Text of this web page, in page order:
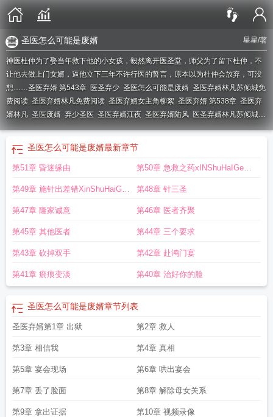
星星/著
圣医怎么可能是废婿
神医杜仲为了娶当年救下他的小女孩，毅然离开医圣堂，师父为了留下杜仲，不
让他去做上门女婿，逼他立下三年不许行医的誓言，原本以为杜仲会放弃，可没
想……圣医弃婿 第543章 医圣弃少 圣医怎么可能是废婿 圣医弃婿林凡苏倾城免
费阅读 圣医弃婿林凡免费阅读 圣医弃婿女主角柳絮 圣医弃婿 第538章 圣医弃
婿林凡 圣医废婿 弃少圣医 圣医弃婿江夜 圣医弃婿陆风 医圣弃婿林凡苏倾城免
费阅读圣医奇婿圣医弃婿陆风林青衣免费阅读神医弃婿陆风圣医坚婿圣医弃
圣医弃婿陆风免费阅读 圣医弃婿(勇者思美)全文免费
费观看
胥圣医弃婿免费读 医手圣婿圣医弃婿勇者思美 圣医弃婿陆丰 圣医
圣医怎么可能是废婿最新章节
第51章 昏迷缘由 第50章 急救之药xINShuHaIGe
CoM
第49章 施针出差错XinShuHaiGE
CoM
第48章 针三圣
第47章 隆家诚意 第46章 医者齐聚
第45章 其他医者 第44章 三个要求
第43章 砍掉双手 第42章 赴鸿门宴
第41章 瘀痕变淡 第40章 治好你的脸
圣医怎么可能是废婿章节列表
圣医弃婿第1章 出狱 第2章 救人
第3章 相信我 第4章 真相
第5章 宴会现场 第6章 哄出宴会
第7章 丢了脸面 第8章 解除母女关系
第9章 拿出证据 第10章 视频录像